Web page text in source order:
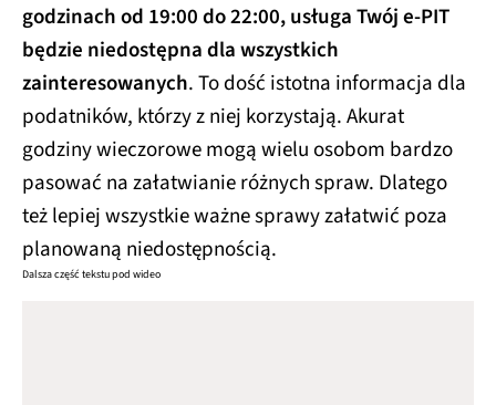
godzinach od 19:00 do 22:00, usługa Twój e-PIT
będzie niedostępna dla wszystkich
zainteresowanych. To dość istotna informacja dla
podatników, którzy z niej korzystają. Akurat
godziny wieczorowe mogą wielu osobom bardzo
pasować na załatwianie różnych spraw. Dlatego
też lepiej wszystkie ważne sprawy załatwić poza
planowaną niedostępnością.
Dalsza część tekstu pod wideo